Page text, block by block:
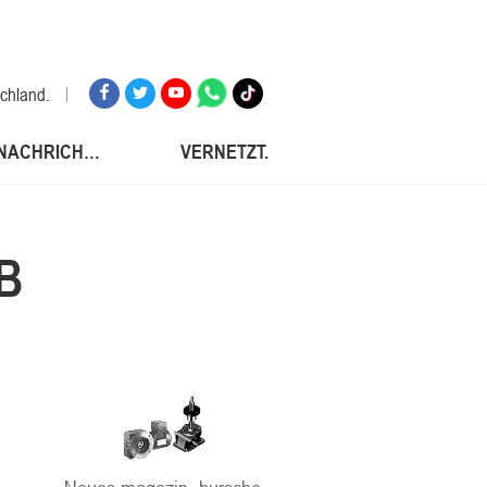
NACHRICHTEN.
VERNETZT.